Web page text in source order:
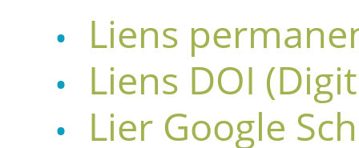
Liens
Liens DOI
Lier Google